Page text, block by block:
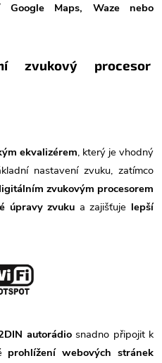
Google Maps, Waze nebo
zvukový procesor
ekvalizérem, který je vhodný
nastavení zvuku, zatímco
zvukovým procesorem
úpravy zvuku a zajišťuje lepší
autorádiosnadno připojit k
prohlížení webových stránek